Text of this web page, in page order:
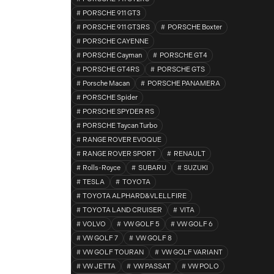
PORSCHE 911 GT3
PORSCHE 911 GT3RS
PORSCHE Boxter
PORSCHE CAYENNE
PORSCHE Cayman
PORSCHE GT4
PORSCHE GT4RS
PORSCHE GTS
Porsche Macan
PORSCHE PANAMERA
PORSCHE Spider
PORSCHE SPYDER RS
PORSCHE Taycan Turbo
RANGE ROVER EVOQUE
RANGE ROVER SPORT
RENAULT
Rolls-Royce
SUBARU
SUZUKI
TESLA
TOYOTA
TOYOTA ALPHARD&VLELLFIRE
TOYOTA LAND CRUISER
VITA
VOLVO
VW GOLF 5
VW GOLF 6
VW GOLF 7
VW GOLF 8
VW GOLF TOURAN
VW GOLF VARIANT
VW JETTA
VW PASSAT VW POLO